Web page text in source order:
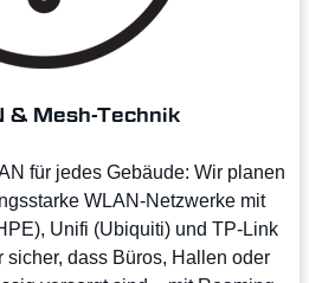
& Mesh-Technik
für jedes Gebäude: Wir planen
WLAN-Netzwerke mit
Unifi (Ubiquiti) und TP-Link
sicher, dass Büros, Hallen oder